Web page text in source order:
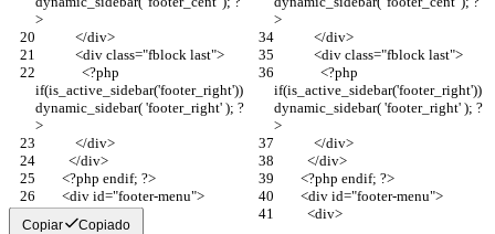
>
>
            </div>
            </div>
            <div class="fblock last">
            <div class="fblock last">
if(is_active_sidebar('footer_right'))
dynamic_sidebar( 'footer_right' ); ?
>
if(is_active_sidebar('footer_right'))
dynamic_sidebar( 'footer_right' ); ?
>
            </div>
            </div>
          </div>
          </div>
        <?php endif; ?>
        <?php endif; ?>
        <div id="footer-menu">
        <div id="footer-menu">
          <div>
          <div>
Copiar Copiado